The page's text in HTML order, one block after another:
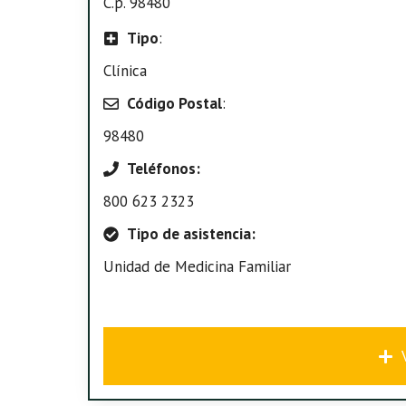
Tipo:
Clínica
Código Postal:
98480
Teléfonos:
800 623 2323
Tipo de asistencia:
Unidad de Medicina Familiar